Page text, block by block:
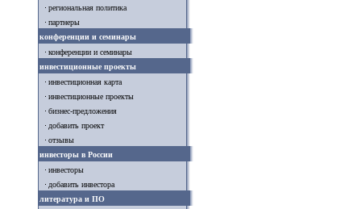
региональная политика
партнеры
конференции и семинары
конференции и семинары
инвестиционные проекты
инвестиционная карта
инвестиционные проекты
бизнес-предложения
добавить проект
отзывы
инвесторы в России
инвесторы
добавить инвестора
литература и ПО